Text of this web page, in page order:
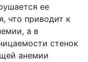
ее
что приводит к
а в
стенок
анемии